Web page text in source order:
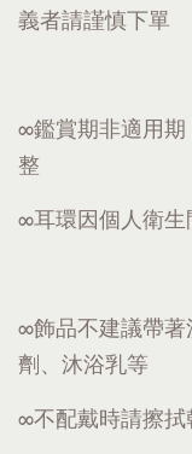
義者請謹慎下單
∞鑑賞期非適用
整
∞耳環因個人衛
∞飾品不建議帶
劑、沐浴乳等
∞不配戴時請擦